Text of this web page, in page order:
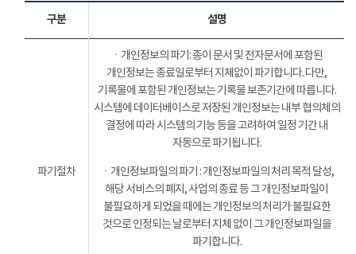
구분 설명
파기절차
ㆍ개인정보의 파기: 종이 문서 및 전자문서에 포함된
개인정보는 종료일로부터 지체없이 파기합니다. 다만,
기록물에 포함된 개인정보는 기록물 보존기간에 따릅니다.
시스템에 데이터베이스로 저장된 개인정보는 내부 협의체의
결정에 따라 시스템의 기능 등을 고려하여 일정 기간 내
자동으로 파기됩니다.
ㆍ개인정보파일의 파기 : 개인정보파일의 처리 목적 달성,
해당 서비스의 폐지, 사업의 종료 등 그 개인정보파일이
불필요하게 되었을 때에는 개인정보의 처리가 불필요한
것으로 인정되는 날로부터 지체 없이 그 개인정보파일을
파기합니다.